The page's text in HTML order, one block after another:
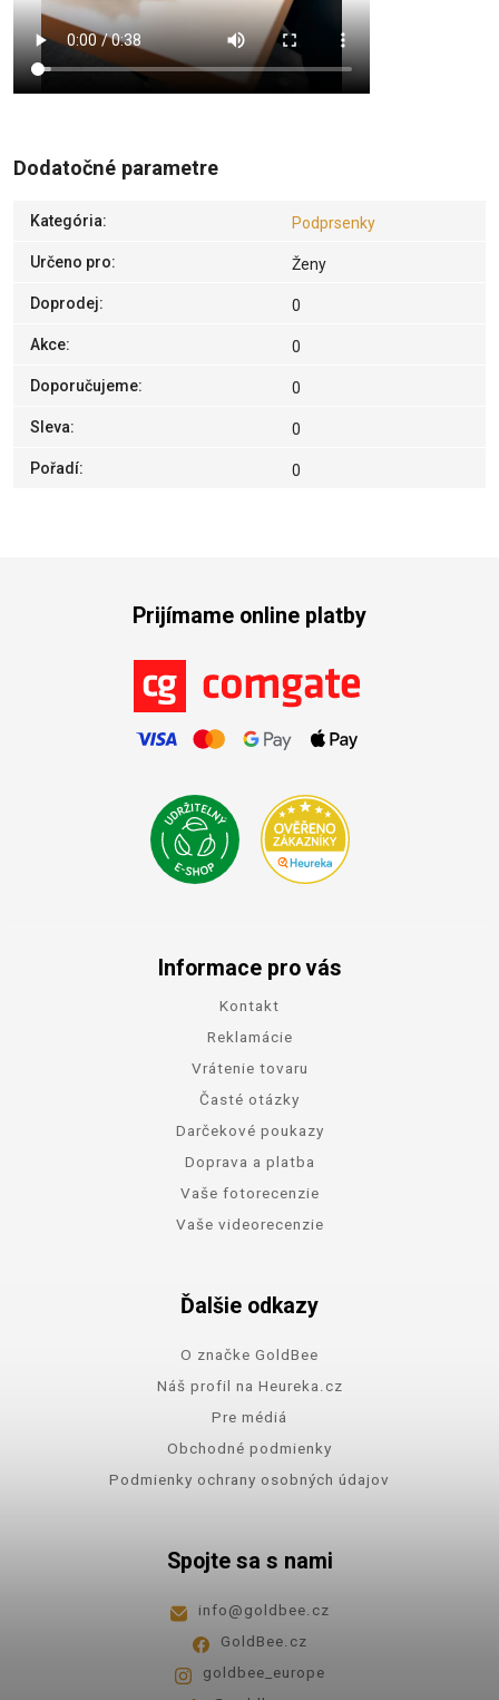
Dodatočné parametre
Kategória: Podprsenky
Určeno pro: Ženy
Doprodej: 0
Akce: 0
Doporučujeme: 0
Sleva: 0
Pořadí: 0
Prijímame online platby
Informace pro vás
Kontakt
Reklamácie
Vrátenie tovaru
Časté otázky
Darčekové poukazy
Doprava a platba
Vaše fotorecenzie
Vaše videorecenzie
Ďalšie odkazy
O značke GoldBee
Náš profil na Heureka.cz
Pre médiá
Obchodné podmienky
Podmienky ochrany osobných údajov
Spojte sa s nami
info@goldbee.cz
GoldBee.cz
goldbee_europe